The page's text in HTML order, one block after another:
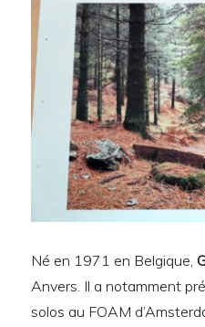
Né en 1971 en Belgique,
Anvers. Il a notamment
solos au FOAM